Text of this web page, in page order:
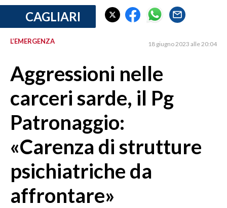
CRONACA SARDEGNA
MEDIO CAMPIDANO
ORISTANO E PROVINCIA
GALLURA
NUORO E PROVINCIA
OGLIASTRA
AGENDA
CRONACA
CAGLIARI
L’EMERGENZA 18 giugno 2023 alle 20:04
Aggressioni nelle
carceri sarde, il Pg
Patronaggio:
«Carenza di strutture
psichiatriche da
affrontare»